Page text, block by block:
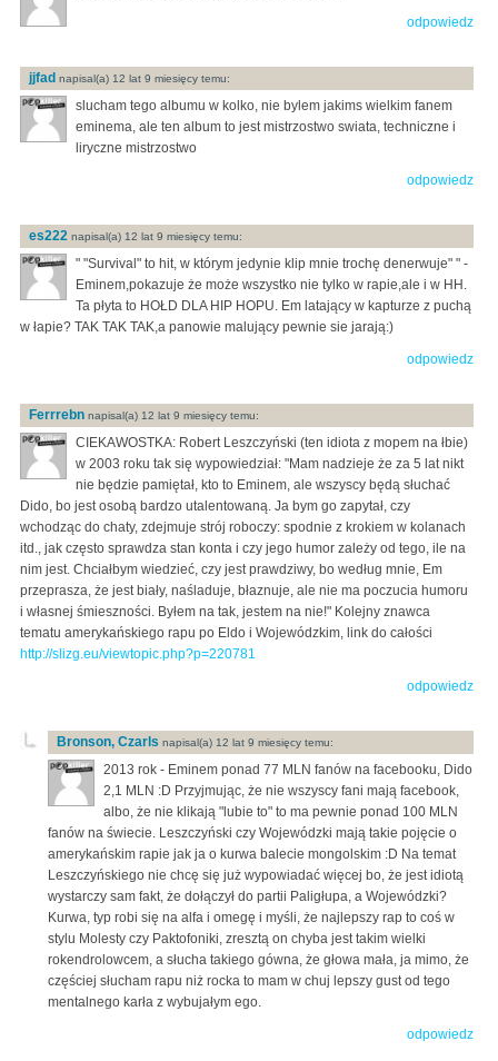
odpowiedz
jjfad napisal(a) 12 lat 9 miesięcy temu:
slucham tego albumu w kolko, nie bylem jakims wielkim fanem
eminema, ale ten album to jest mistrzostwo swiata, techniczne i
liryczne mistrzostwo
odpowiedz
es222 napisal(a) 12 lat 9 miesięcy temu:
" "Survival" to hit, w którym jedynie klip mnie trochę denerwuje" " -
Eminem,pokazuje że może wszystko nie tylko w rapie,ale i w HH.
Ta płyta to HOŁD DLA HIP HOPU. Em latający w kapturze z puchą
w łapie? TAK TAK TAK,a panowie malujący pewnie sie jarają:)
odpowiedz
Ferrrebn napisal(a) 12 lat 9 miesięcy temu:
CIEKAWOSTKA: Robert Leszczyński (ten idiota z mopem na łbie)
w 2003 roku tak się wypowiedział: "Mam nadzieje że za 5 lat nikt
nie będzie pamiętał, kto to Eminem, ale wszyscy będą słuchać
Dido, bo jest osobą bardzo utalentowaną. Ja bym go zapytał, czy
wchodząc do chaty, zdejmuje strój roboczy: spodnie z krokiem w kolanach
itd., jak często sprawdza stan konta i czy jego humor zależy od tego, ile na
nim jest. Chciałbym wiedzieć, czy jest prawdziwy, bo według mnie, Em
przeprasza, że jest biały, naśladuje, błaznuje, ale nie ma poczucia humoru
i własnej śmieszności. Byłem na tak, jestem na nie!" Kolejny znawca
tematu amerykańskiego rapu po Eldo i Wojewódzkim, link do całości
http://slizg.eu/viewtopic.php?p=220781
odpowiedz
Bronson, Czarls napisal(a) 12 lat 9 miesięcy temu:
2013 rok - Eminem ponad 77 MLN fanów na facebooku, Dido
2,1 MLN :D Przyjmując, że nie wszyscy fani mają facebook,
albo, że nie klikają "lubie to" to ma pewnie ponad 100 MLN
fanów na świecie. Leszczyński czy Wojewódzki mają takie pojęcie o
amerykańskim rapie jak ja o kurwa balecie mongolskim :D Na temat
Leszczyńskiego nie chcę się już wypowiadać więcej bo, że jest idiotą
wystarczy sam fakt, że dołączył do partii Paligłupa, a Wojewódzki?
Kurwa, typ robi się na alfa i omegę i myśli, że najlepszy rap to coś w
stylu Molesty czy Paktofoniki, zresztą on chyba jest takim wielki
rokendrolowcem, a słucha takiego gówna, że głowa mała, ja mimo, że
częściej słucham rapu niż rocka to mam w chuj lepszy gust od tego
mentalnego karła z wybujałym ego.
odpowiedz